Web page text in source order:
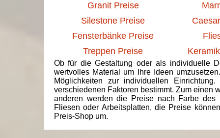
Granit Preise
Silestone Preise
Fensterbänke Preise
Treppen Preise
Ob für die Gestaltung oder als individuelle
wertvolles Material um Ihre Ideen
Möglichkeiten zur individuellen
verschiedenen Faktoren bestimmt. Zum einen
anderen werden die Preise nach Farbe des
Fliesen oder Arbeitsplatten, die Preise
Preis-Shop um.